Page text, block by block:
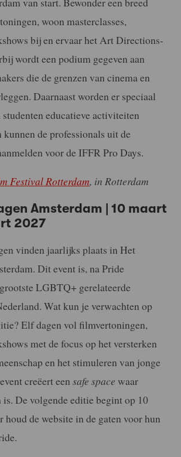
woon masterclasses,
bij en ervaar het Art Directions-
wordt een podium gegeven aan
die de grenzen van cinema en
Daarnaast worden er speciaal
educatieve activiteiten
kunnen de professionals uit de
voor de IFFR Pro Days.
Festival Rotterdam, in Rotterdam
Amsterdam | 10 maart
2027
vinden jaarlijks plaats in Het
Dit event is, na Pride
LGBTQ+ gerelateerde
Wat kun je verwachten op
Elf dagen vol filmvertoningen,
met de focus op het versterken
en het stimuleren van jonge
creëert een safe space waar
is. De volgende editie begint op 10
houd de website in de gaten voor hun